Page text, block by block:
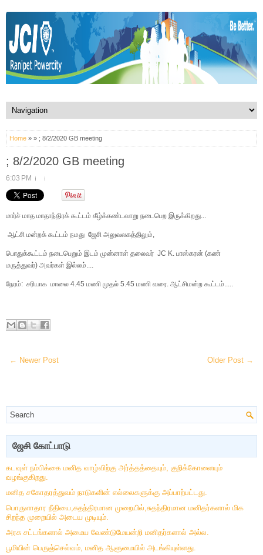
Home » » ; 8/2/2020 GB meeting
; 8/2/2020 GB meeting
6:03 PM
மார்ச் மாத மாதாந்திரக் கூட்டம் கீழ்க்கண்டவாறு நடைபெற இருக்கிறது...
ஆட்சி மன்றக் கூட்டம் நமது ஜேசி அலுவலகத்திலும்,
பொதுக்கூட்டம் நடைபெறும் இடம் முன்னாள் தலைவர் JC K. பாஸ்கரன் (கண்
மருத்துவர்) அவர்கள் இல்லம்....
நேரம்: சரியாக மாலை 4.45 மணி முதல் 5.45 மணி வரை. ஆட்சிமன்ற கூட்டம்.....
← Newer Post Older Post →
ஜேசி கோட்பாடு
கடவுள் நம்பிக்கை மனித வாழ்விற்கு அர்த்தத்தையும், குறிக்கோளையும்
வழங்குகிறது.
மனித சகோதரத்துவம் நாடுகளின் எல்லைகளுக்கு அப்பாற்பட்டது.
பொருளாதார நீதியை,சுதந்திரமான முறையில்,சுதந்திரமான மனிதர்களால் மிக
சிறந்த முறையில் அடைய முடியும்.
அரசு சட்டங்களால் அமைய வேண்டுமேயன்றி மனிதர்களால் அல்ல.
பூமியின் பெருஞ்செல்வம், மனித ஆளுமையில் அடங்கியுள்ளது.